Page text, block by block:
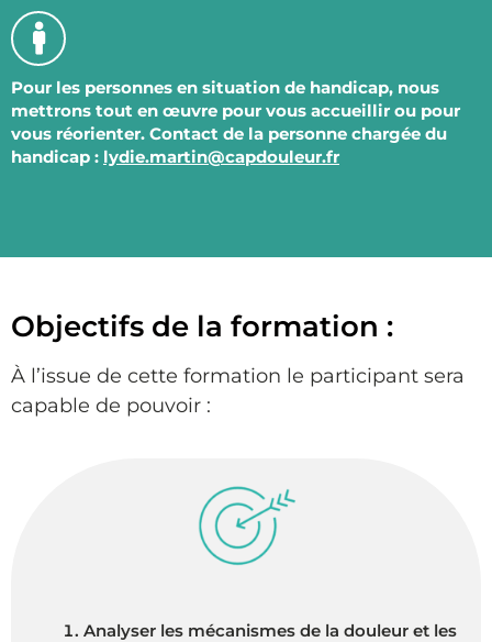
Pour les personnes en situation de handicap, nous
mettrons tout en œuvre pour vous accueillir ou pour
vous réorienter. Contact de la personne chargée du
handicap : lydie.martin@capdouleur.fr
Objectifs de la formation :
À l’issue de cette formation le participant sera
capable de pouvoir :
Analyser les mécanismes de la douleur et les